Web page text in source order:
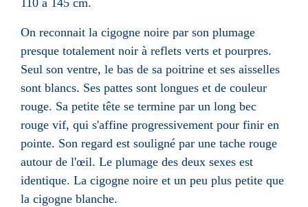
110 à 145 cm.
On reconnait la cigogne noire par son plumage
presque totalement noir à reflets verts et pourpres.
Seul son ventre, le bas de sa poitrine et ses aisselles
sont blancs. Ses pattes sont longues et de couleur
rouge. Sa petite tête se termine par un long bec
rouge vif, qui s'affine progressivement pour finir en
pointe. Son regard est souligné par une tache rouge
autour de l'œil. Le plumage des deux sexes est
identique. La cigogne noire et un peu plus petite que
la cigogne blanche.